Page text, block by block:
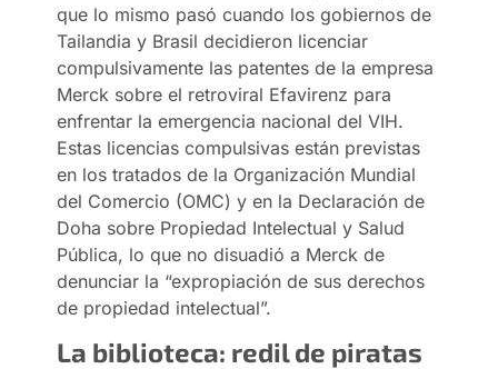
que lo mismo pasó cuando los gobiernos de
Tailandia y Brasil decidieron licenciar
compulsivamente las patentes de la empresa
Merck sobre el retroviral Efavirenz para
enfrentar la emergencia nacional del VIH.
Estas licencias compulsivas están previstas
en los tratados de la Organización Mundial
del Comercio (OMC) y en la Declaración de
Doha sobre Propiedad Intelectual y Salud
Pública, lo que no disuadió a Merck de
denunciar la “expropiación de sus derechos
de propiedad intelectual”.
La biblioteca: redil de piratas